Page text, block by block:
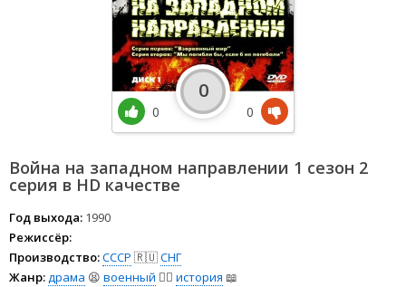
Война на западном направлении 1 сезон 2
серия в HD качестве
Год выхода: 1990
Режиссёр:
Производство:СССР 🇷🇺СНГ
Жанр:драма 😫 военный 👨‍✈️ история 📖
0
0
0